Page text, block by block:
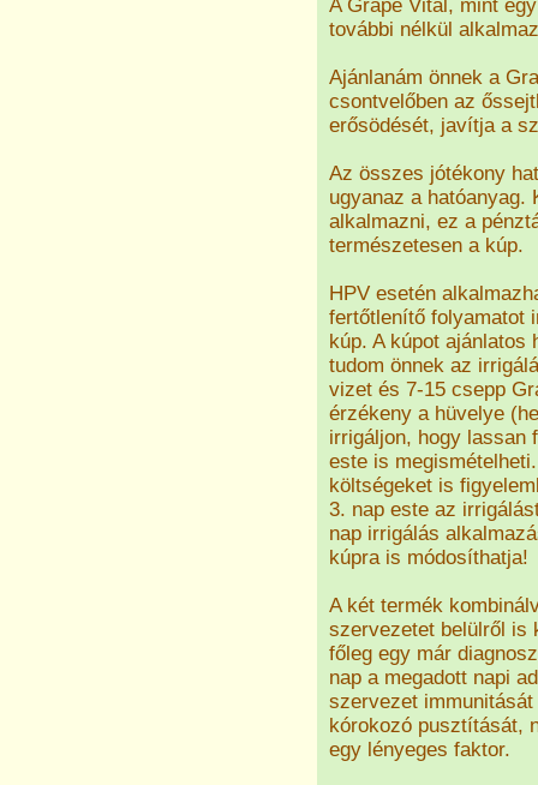
A Grape Vital, mint
további nélkül
Ajánlanám önnek a
csontvelőben az
erősödését, javítja a
Az összes jótékony
ugyanaz a hatóanyag.
alkalmazni, ez a
természetesen a kúp.
HPV esetén
fertőtlenítő folyamatot
kúp. A kúpot ajánlatos
tudom önnek az
vizet és 7-15 csepp
érzékeny a hüvelye
irrigáljon, hogy lassan
este is
költségeket is
3. nap este az
nap irrigálás
kúpra is módosíthatja!
A két termék
szervezetet belülről is
főleg egy már
nap a megadott napi
szervezet
kórokozó pusztítását,
egy lényeges faktor.